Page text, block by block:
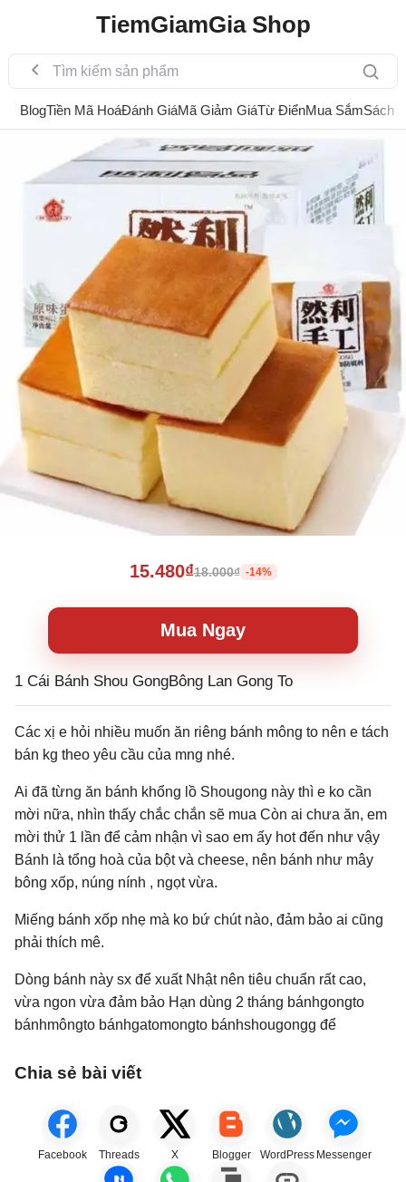
TiemGiamGia Shop
BlogTiền Mã HoáĐánh GiáMã Giảm GiáTừ ĐiểnMua SắmSách
15.480₫18.000₫ -14%
Mua Ngay
1 Cái Bánh Shou GongBông Lan Gong To
Các xị e hỏi nhiều muốn ăn riêng bánh mông to nên e tách
bán kg theo yêu cầu của mng nhé.
Ai đã từng ăn bánh khổng lồ Shougong này thì e ko cần
mời nữa, nhìn thấy chắc chắn sẽ mua Còn ai chưa ăn, em
mời thử 1 lần để cảm nhận vì sao em ấy hot đến như vậy
Bánh là tổng hoà của bột và cheese, nên bánh như mây
bông xốp, núng nính , ngọt vừa.
Miếng bánh xốp nhẹ mà ko bứ chút nào, đảm bảo ai cũng
phải thích mê.
Dòng bánh này sx để xuất Nhật nên tiêu chuẩn rất cao,
vừa ngon vừa đảm bảo Hạn dùng 2 tháng bánhgongto
bánhmôngto bánhgatomongto bánhshougongg để
Chia sẻ bài viết
Facebook Threads X Blogger WordPress Messenger